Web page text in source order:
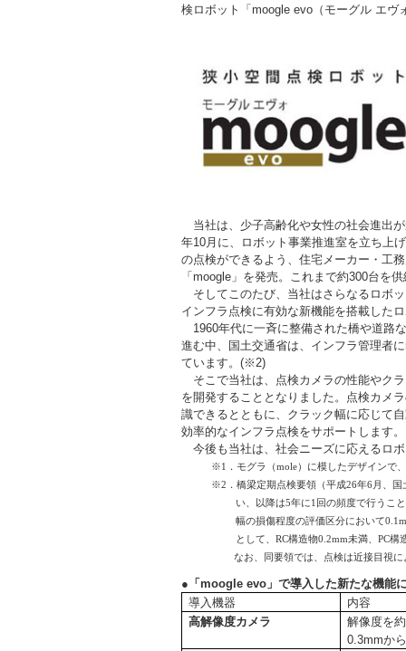
検ロボット「moogle evo（モーグル エ
当社は、少子高齢化や女性の社会進出
年10月に、ロボット事業推進室を立ち上
の点検ができるよう、住宅メーカー・工
「moogle」を発売。これまで約300台を
そしてこのたび、当社はさらなるロボ
インフラ点検に有効な新機能を搭載した
1960年代に一斉に整備された橋や道路
進む中、国土交通省は、インフラ管理者
ています。(※2)
そこで当社は、点検カメラの性能やク
を開発することとなりました。点検カメ
識できるとともに、クラック幅に応じて
効率的なインフラ点検をサポートします。
今後も当社は、社会ニーズに応えるロ
※1．モグラ（mole）に模したデザインで
※2．橋梁定期点検要領（平成26年6月、
い、以降は5年に1回の頻度で行うこ
幅の損傷程度の評価区分において
として、RC構造物0.2mm未満、PC構
なお、同要領では、点検は近接目視に
● 「moogle evo」で導入した新たな機能
導入機器
内容
高解像度カメラ
解像度を
0.3mmか